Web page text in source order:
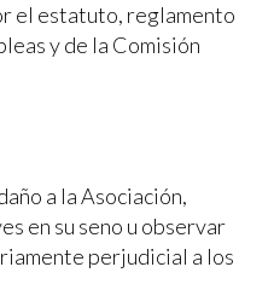
el estatuto, reglamento
y de la Comisión
a la Asociación,
en su seno u observar
perjudicial a los